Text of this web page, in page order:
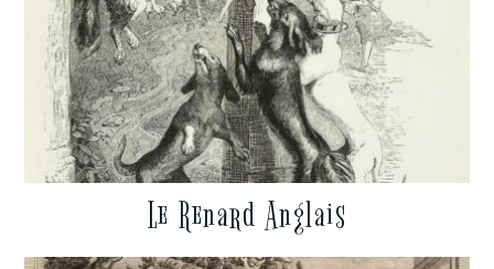
Le Renard Anglais